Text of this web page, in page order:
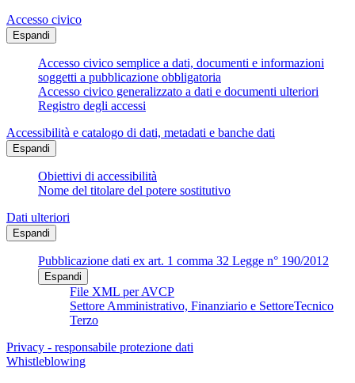
Accesso civico
Espandi
Accesso civico semplice a dati, documenti e informazioni
soggetti a pubblicazione obbligatoria
Accesso civico generalizzato a dati e documenti ulteriori
Registro degli accessi
Accessibilità e catalogo di dati, metadati e banche dati
Espandi
Obiettivi di accessibilità
Nome del titolare del potere sostitutivo
Dati ulteriori
Espandi
Pubblicazione dati ex art. 1 comma 32 Legge n° 190/2012
Espandi
File XML per AVCP
Settore Amministrativo, Finanziario e SettoreTecnico
Terzo
Privacy - responsabile protezione dati
Whistleblowing